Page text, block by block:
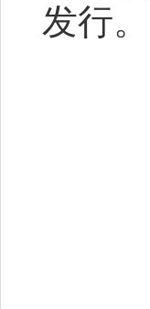
发行。